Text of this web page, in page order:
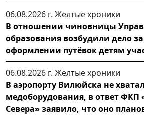
06.08.2026 г. Желтые хроники
В отношении чиновницы
образования возбудили дело
оформлении путёвок детям
06.08.2026 г. Желтые хроники
В аэропорту Вилюйска не
медоборудования, в ответ ФКП
Севера» заявило, что оно